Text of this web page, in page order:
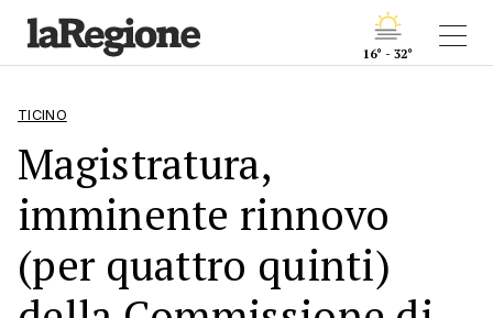
16° - 32°
TICINO
Magistratura,
imminente rinnovo
(per quattro quinti)